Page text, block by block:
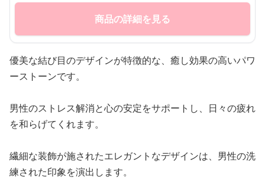
商品の詳細を見る
優美な結び目のデザインが特徴的な、癒し効果の高いパワ
ーストーンです。
男性のストレス解消と心の安定をサポートし、日々の疲れ
を和らげてくれます。
繊細な装飾が施されたエレガントなデザインは、男性の洗
練された印象を演出します。